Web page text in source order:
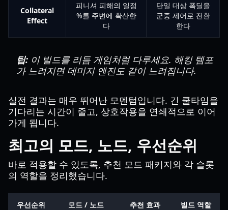
Collateral
Effect
피니셔 피해의 일정
%를 주변에 확산한
다
단일 대상 폭딜을
군중 제어로 전환
한다
팁: 이 빌드를 리듬 게임처럼 다루세요. 해킹 템포
가 느려지면 데미지 엔진도 같이 느려집니다.
실전 결과는 매우 뛰어난 모멘텀입니다. 긴 쿨타임을
기다리는 시간이 줄고, 상호작용을 연쇄적으로 이어
가게 됩니다.
최고의 모드, 노드, 우선순위
바로 적용할 수 있도록, 추천 모드 패키지와 각 슬롯
의 역할을 정리했습니다.
우선순위 모드 / 노드 추천 효과 빌드 역할